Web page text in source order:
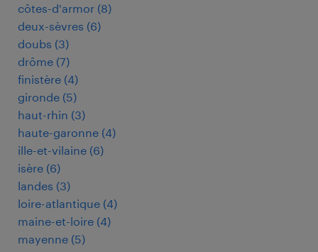
côtes-d'armor (8)
deux-sèvres (6)
doubs (3)
drôme (7)
finistère (4)
gironde (5)
haut-rhin (3)
haute-garonne (4)
ille-et-vilaine (6)
isère (6)
landes (3)
loire-atlantique (4)
maine-et-loire (4)
mayenne (5)